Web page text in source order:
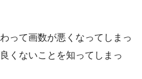
って画数が悪くなってしまっ
くないことを知ってしまっ